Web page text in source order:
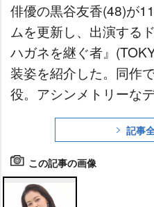
俳優の黒谷友香(48)が
ムを更新し、出演する
ハガネを継ぐ者』
装姿を紹介した。同作
役。アシンメトリーな
記事
この記事の画像